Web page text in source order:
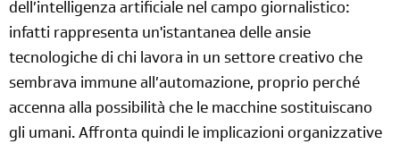
dell’intelligenza artificiale nel campo giornalistico:
infatti rappresenta un'istantanea delle ansie
tecnologiche di chi lavora in un settore creativo che
sembrava immune all’automazione, proprio perché
accenna alla possibilità che le macchine sostituiscano
gli umani. Affronta quindi le implicazioni organizzative